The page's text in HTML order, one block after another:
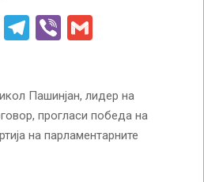
Messenger
Telegram
Viber
Пашинјан, лидер на
прогласи победа на
на парламентарните